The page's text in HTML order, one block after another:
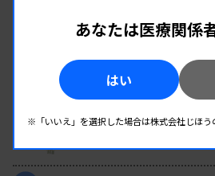
人気の記事
新人臨床検査技師の歩き方
あなたは医療関係
はい
※「いいえ」を選択した場合は株式会社じほう